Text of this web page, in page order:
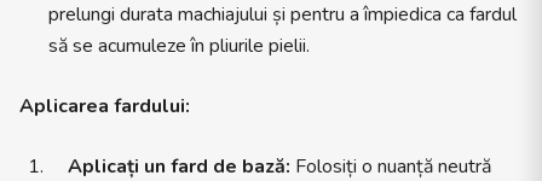
prelungi durata machiajului și pentru a împiedica ca fardul
să se acumuleze în pliurile pielii.
Aplicarea fardului:
Aplicați un fard de bază: Folosiți o nuanță neutră